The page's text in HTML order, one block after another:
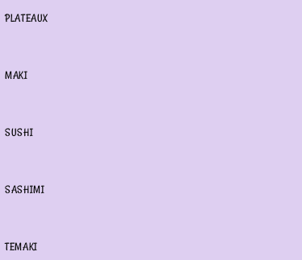
PLATEAUX
MAKI
SUSHI
SASHIMI
TEMAKI